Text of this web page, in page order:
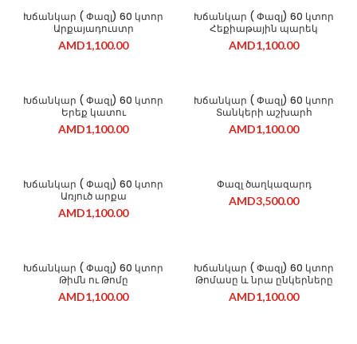
Խճանկար ( Փազլ) 60 կտոր
Արքայադուստր
AMD1,100.00
Խճանկար ( Փազլ) 60 կտոր
Հեքիաթային պարեկ
AMD1,100.00
Խճանկար ( Փազլ) 60 կտոր
Երեք կատու
AMD1,100.00
Խճանկար ( Փազլ) 60 կտոր
Տանկերի աշխարհ
AMD1,100.00
Խճանկար ( Փազլ) 60 կտոր
Առյուծ արքա
AMD1,100.00
Փազլ ծաղկազարդ
AMD3,500.00
Խճանկար ( Փազլ) 60 կտոր
Թիմն ու Թոմը
AMD1,100.00
Խճանկար ( Փազլ) 60 կտոր
Թոմասը և նրա ընկերները
AMD1,100.00